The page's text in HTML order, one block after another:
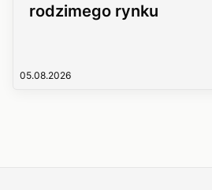
rodzimego rynku
05.08.2026